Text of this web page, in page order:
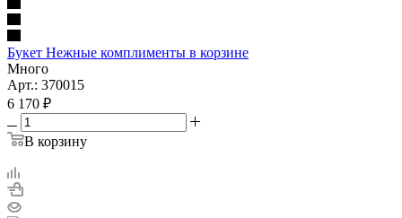
Букет Нежные комплименты в корзине
Много
Арт.: 370015
6 170 ₽
В корзину